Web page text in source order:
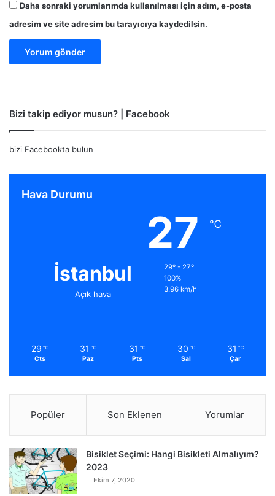
Daha sonraki yorumlarımda kullanılması için adım, e-posta
adresim ve site adresim bu tarayıcıya kaydedilsin.
Bizi takip ediyor musun? | Facebook
bizi Facebookta bulun
Hava Durumu
İstanbul
Açık hava
27 ℃
29º - 27º
100%
3.96 km/h
29 ℃
Cts
31 ℃
Paz
31 ℃
Pts
30 ℃
Sal
31 ℃
Çar
Popüler Son Eklenen Yorumlar
Bisiklet Seçimi: Hangi Bisikleti Almalıyım?
2023
Ekim 7, 2020